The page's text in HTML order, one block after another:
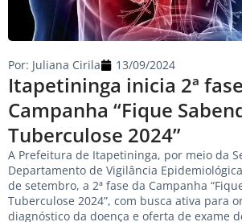
Itapetininga inicia 2ª
Campanha “Fique
Tuberculose 2024”
Por: Juliana Cirila 13/09/2024
A Prefeitura de Itapetininga, por meio da
Departamento de Vigilância
de setembro, a 2ª fase da Campanha
Tuberculose 2024”, com busca ativa para
diagnóstico da doença e oferta de exame